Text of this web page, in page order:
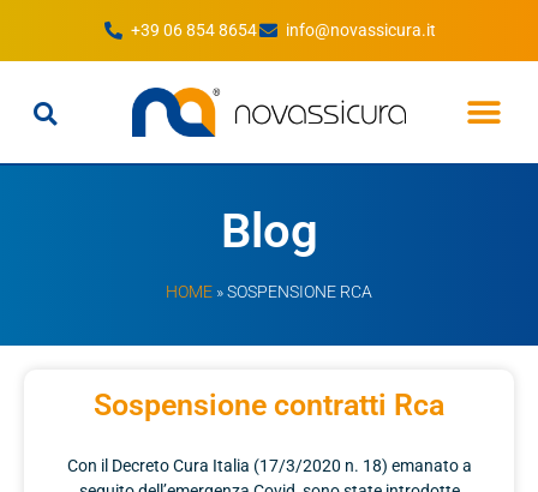
+39 06 854 8654 info@novassicura.it
Blog
HOME »SOSPENSIONE RCA
Sospensione contratti Rca
Con il Decreto Cura Italia (17/3/2020 n. 18) emanato a